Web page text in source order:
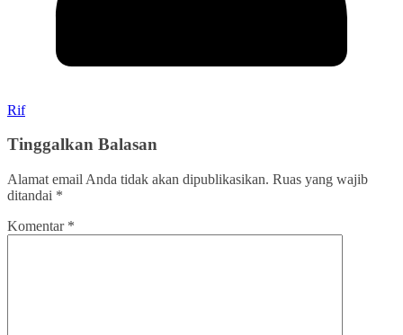
Rif
Tinggalkan Balasan
Alamat email Anda tidak akan dipublikasikan. Ruas yang wajib
ditandai *
Komentar *